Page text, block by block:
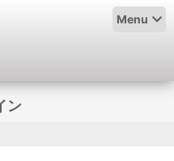
Menu
ン